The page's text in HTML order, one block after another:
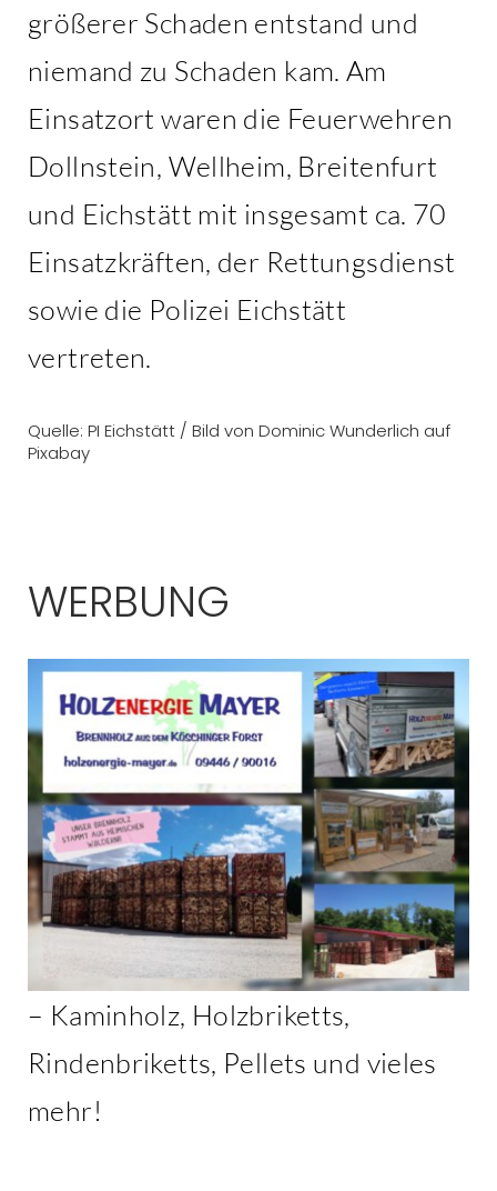
größerer Schaden entstand und
niemand zu Schaden kam. Am
Einsatzort waren die Feuerwehren
Dollnstein, Wellheim, Breitenfurt
und Eichstätt mit insgesamt ca. 70
Einsatzkräften, der Rettungsdienst
sowie die Polizei Eichstätt
vertreten.
Quelle: PI Eichstätt / Bild von Dominic Wunderlich auf
Pixabay
WERBUNG
– Kaminholz, Holzbriketts,
Rindenbriketts, Pellets und vieles
mehr!